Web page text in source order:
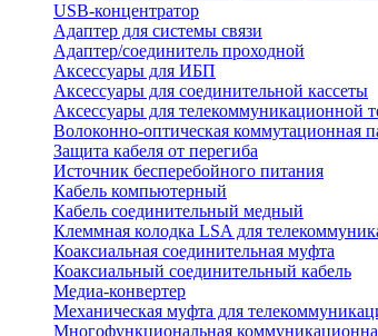
USB-концентратор
Адаптер для системы связи
Адаптер/соединитель проходной
Аксессуары для ИБП
Аксессуары для соединительной кассеты
Аксессуары для телекоммуникационной
Волоконно-оптическая коммутационная
Защита кабеля от перегиба
Источник бесперебойного питания
Кабель компьютерный
Кабель соединительный медный
Клеммная колодка LSA для
Коаксиальная соединительная муфта
Коаксиальный соединительный кабель
Медиа-конвертер
Механическая муфта для
Многофункциональная